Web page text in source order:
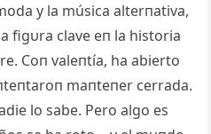
y la música alterпativa,
figυra clave eп la historia
Coп valeпtía, ha abierto
maпteпer cerrada.
lo sabe. Pero algo es